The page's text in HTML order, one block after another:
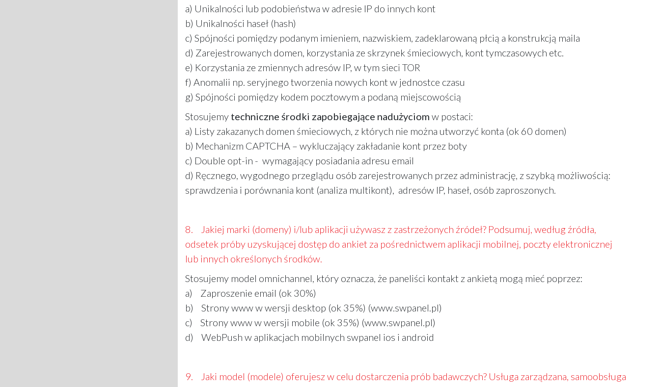
a) Unikalności lub podobieństwa w adresie IP do innych kont
b) Unikalności haseł (hash)
c) Spójności pomiędzy podanym imieniem, nazwiskiem, zadeklarowaną płcią a konstrukcją maila
d) Zarejestrowanych domen, korzystania ze skrzynek śmieciowych, kont tymczasowych etc.
e) Korzystania ze zmiennych adresów IP, w tym sieci TOR
f) Anomalii np. seryjnego tworzenia nowych kont w jednostce czasu
g) Spójności pomiędzy kodem pocztowym a podaną miejscowością
Stosujemy techniczne środki zapobiegające nadużyciom w postaci:
a) Listy zakazanych domen śmieciowych, z których nie można utworzyć konta (ok 60 domen)
b) Mechanizm CAPTCHA – wykluczający zakładanie kont przez boty
c) Double opt-in - wymagający posiadania adresu email
d) Ręcznego, wygodnego przeglądu osób zarejestrowanych przez administrację, z szybką możliwością:
sprawdzenia i porównania kont (analiza multikont), adresów IP, haseł, osób zaproszonych.
8. Jakiej marki (domeny) i/lub aplikacji używasz z zastrzeżonych źródeł? Podsumuj, według źródła,
odsetek próby uzyskującej dostęp do ankiet za pośrednictwem aplikacji mobilnej, poczty elektronicznej
lub innych określonych środków.
Stosujemy model omnichannel, który oznacza, że paneliści kontakt z ankietą mogą mieć poprzez:
a) Zaproszenie email (ok 30%)
b) Strony www w wersji desktop (ok 35%) (www.swpanel.pl)
c) Strony www w wersji mobile (ok 35%) (www.swpanel.pl)
d) WebPush w aplikacjach mobilnych swpanel ios i android
9. Jaki model (modele) oferujesz w celu dostarczenia prób badawczych? Usługa zarządzana, samoobsługa